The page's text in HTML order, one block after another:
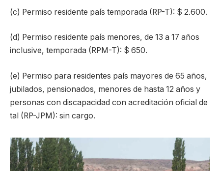
(c) Permiso residente país temporada (RP-T): $ 2.600.
(d) Permiso residente país menores, de 13 a 17 años
inclusive, temporada (RPM-T): $ 650.
(e) Permiso para residentes país mayores de 65 años,
jubilados, pensionados, menores de hasta 12 años y
personas con discapacidad con acreditación oficial de
tal (RP-JPM): sin cargo.